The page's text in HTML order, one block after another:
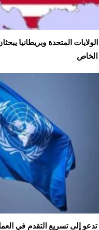
المتحدة وبريطانيا
الخاص
تدعو إلى تسريع التقدم في